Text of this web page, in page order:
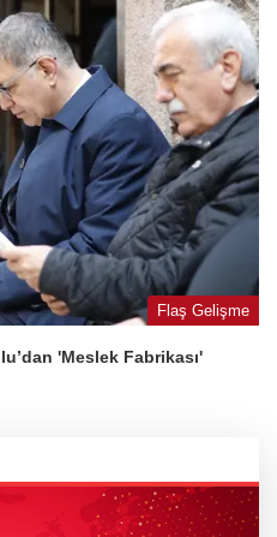
Flaş Gelişme
'Meslek Fabrikası'